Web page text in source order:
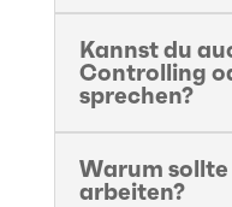
Kannst du
Controlling
sprechen?
Warum
arbeiten?